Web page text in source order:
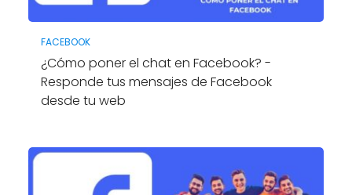
FACEBOOK
¿Cómo poner el chat en Facebook? -
Responde tus mensajes de Facebook
desde tu web